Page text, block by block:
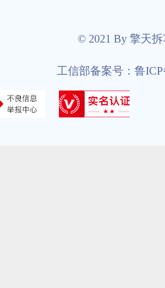
© 2021 By 擎天
工信部备案号：鲁